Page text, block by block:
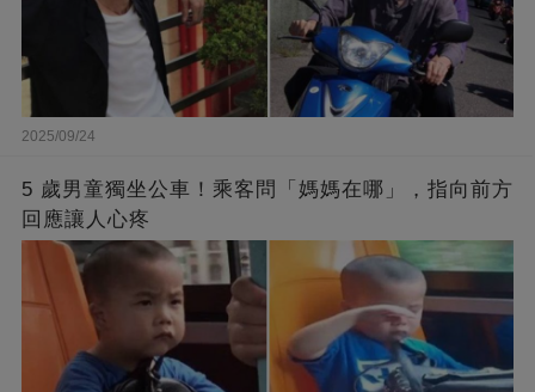
2025/09/24
5 歲男童獨坐公車！乘客問「媽媽在哪」，指向前方
回應讓人心疼